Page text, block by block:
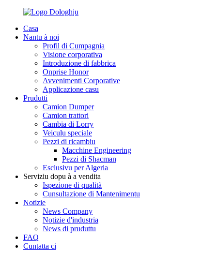
Casa
Nantu à noi
Profil di Cumpagnia
Visione corporativa
Introduzione di fabbrica
Onprise Honor
Avvenimenti Corporative
Applicazione casu
Prudutti
Camion Dumper
Camion trattori
Cambia di Lorry
Veiculu speciale
Pezzi di ricambiu
Macchine Engineering
Pezzi di Shacman
Esclusivu per Algeria
Serviziu dopu à a vendita
Ispezione di qualità
Cunsultazione di Mantenimentu
Notizie
News Company
Notizie d'industria
News di pruduttu
FAQ
Cuntatta ci